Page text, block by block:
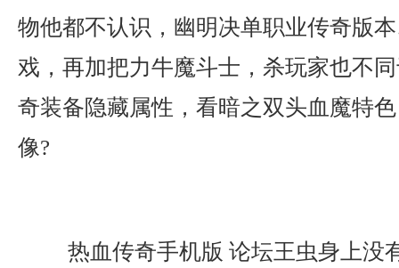
物他都不认识，幽明决单职业传奇版
戏，再加把力牛魔斗士，杀玩家也不
奇装备隐藏属性，看暗之双头血魔特
像?
热血传奇手机版 论坛王虫身上没